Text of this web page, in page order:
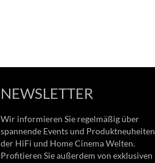
NEWSLETTER
Wir informieren Sie regelmäßig über
spannende Events und Produktneuheiten
der HiFi und Home Cinema Welten.
Profitieren Sie außerdem von exklusiven